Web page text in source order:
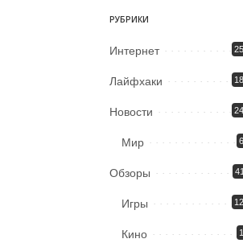
РУБРИКИ
Интернет
Лайфхаки
Новости
Мир
Обзоры
Игры
Кино